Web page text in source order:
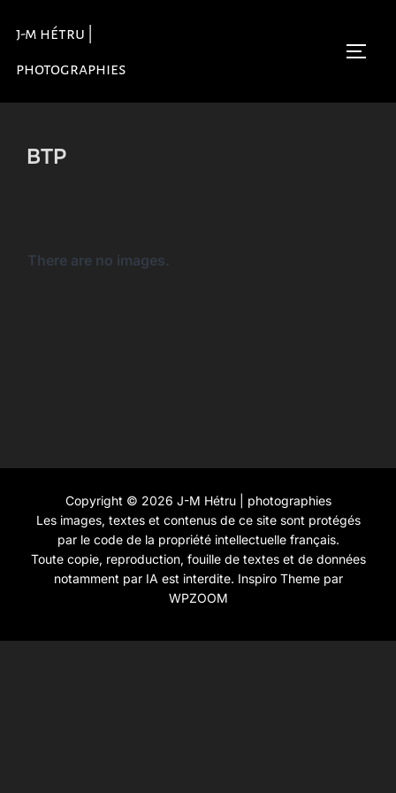
contenu
j-m hétru |
photographies
BTP
There are no images.
Copyright © 2026 J-M Hétru | photographies
Les images, textes et contenus de ce site sont protégés
par le code de la propriété intellectuelle français.
Toute copie, reproduction, fouille de textes et de données
notamment par IA est interdite. Inspiro Themepar
WPZOOM